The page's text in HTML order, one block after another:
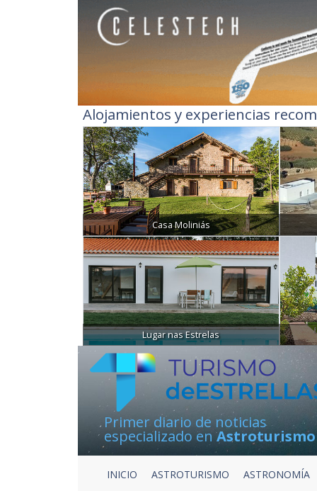
Alojamientos y experiencias
Casa Moliniás
Lugar nas Estrelas
Primer diario de noticias
especializado enAstroturismo
INICIO ASTROTURISMO ASTRONOMÍA